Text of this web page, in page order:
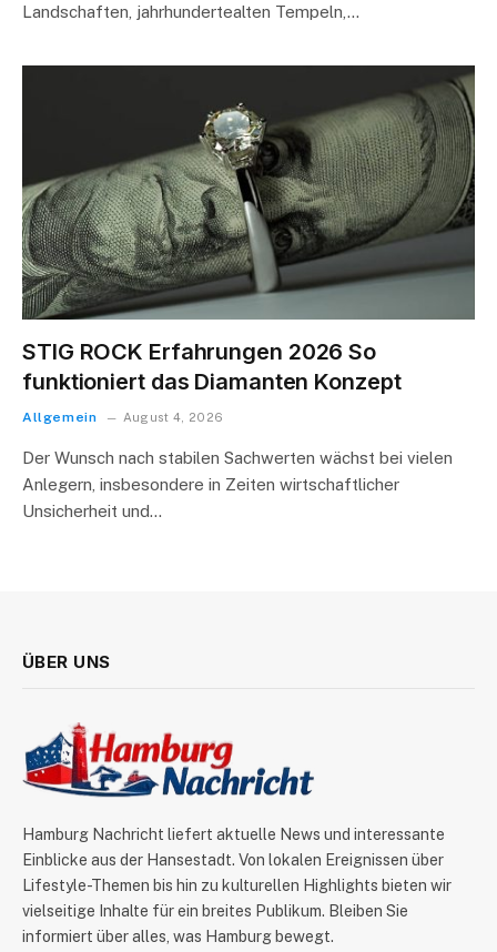
Landschaften, jahrhundertealten Tempeln,…
STIG ROCK Erfahrungen 2026 So
funktioniert das Diamanten Konzept
Allgemein August 4, 2026
Der Wunsch nach stabilen Sachwerten wächst bei vielen
Anlegern, insbesondere in Zeiten wirtschaftlicher
Unsicherheit und…
ÜBER UNS
Hamburg Nachricht liefert aktuelle News und interessante
Einblicke aus der Hansestadt. Von lokalen Ereignissen über
Lifestyle-Themen bis hin zu kulturellen Highlights bieten wir
vielseitige Inhalte für ein breites Publikum. Bleiben Sie
informiert über alles, was Hamburg bewegt.